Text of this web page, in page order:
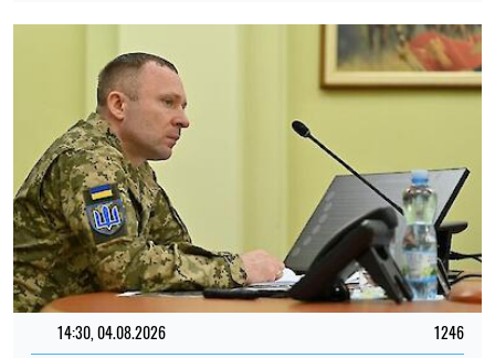
Головнокомандувач ЗСУ доручив перевірити заяви про
порушення у 225-му штурмовому полку – журналістка
Ірина Де Люсто